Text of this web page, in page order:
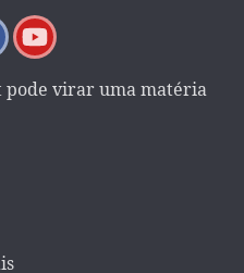
pode virar uma matéria